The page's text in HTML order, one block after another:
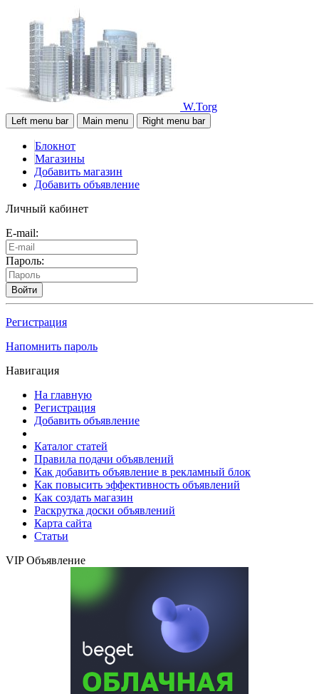
W.Torg
Left menu bar Main menu Right menu bar
Блокнот
Магазины
Добавить магазин
Добавить объявление
Личный кабинет
E-mail:
Пароль:
Войти
Регистрация
Напомнить пароль
Навигация
На главную
Регистрация
Добавить объявление
Каталог статей
Правила подачи объявлений
Как добавить объявление в рекламный блок
Как повысить эффективность объявлений
Как создать магазин
Раскрутка доски объявлений
Карта сайта
Статьи
VIP Объявление